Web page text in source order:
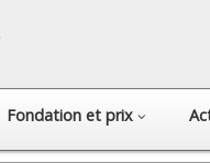
Fondation et prix